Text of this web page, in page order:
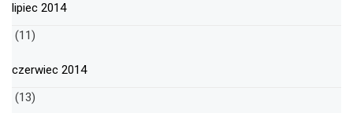
lipiec 2014
(11)
czerwiec 2014
(13)